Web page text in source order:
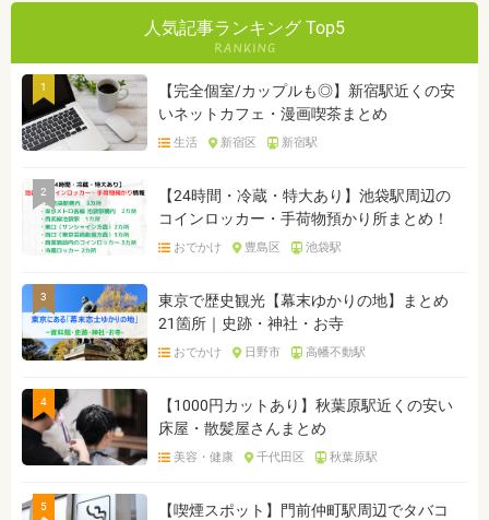
人気記事ランキング Top5
1
【完全個室/カップルも◎】新宿駅近くの安
いネットカフェ・漫画喫茶まとめ
生活 新宿区 新宿駅
2
【24時間・冷蔵・特大あり】池袋駅周辺の
コインロッカー・手荷物預かり所まとめ！
おでかけ 豊島区 池袋駅
3
東京で歴史観光【幕末ゆかりの地】まとめ
21箇所｜史跡・神社・お寺
おでかけ 日野市 高幡不動駅
4
【1000円カットあり】秋葉原駅近くの安い
床屋・散髪屋さんまとめ
美容・健康 千代田区 秋葉原駅
5
【喫煙スポット】門前仲町駅周辺でタバコ